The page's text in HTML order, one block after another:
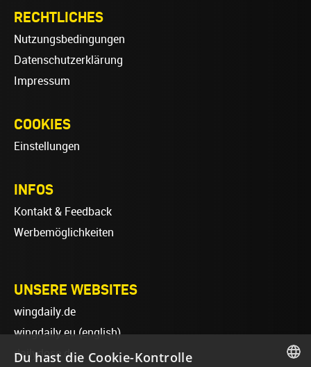
RECHTLICHES
Nutzungsbedingungen
Datenschutzerklärung
Impressum
COOKIES
Einstellungen
INFOS
Kontakt & Feedback
Werbemöglichkeiten
UNSERE WEBSITES
wingdaily.de
wingdaily.eu(english)
dailydose.de
Du hast die Cookie-Kontrolle